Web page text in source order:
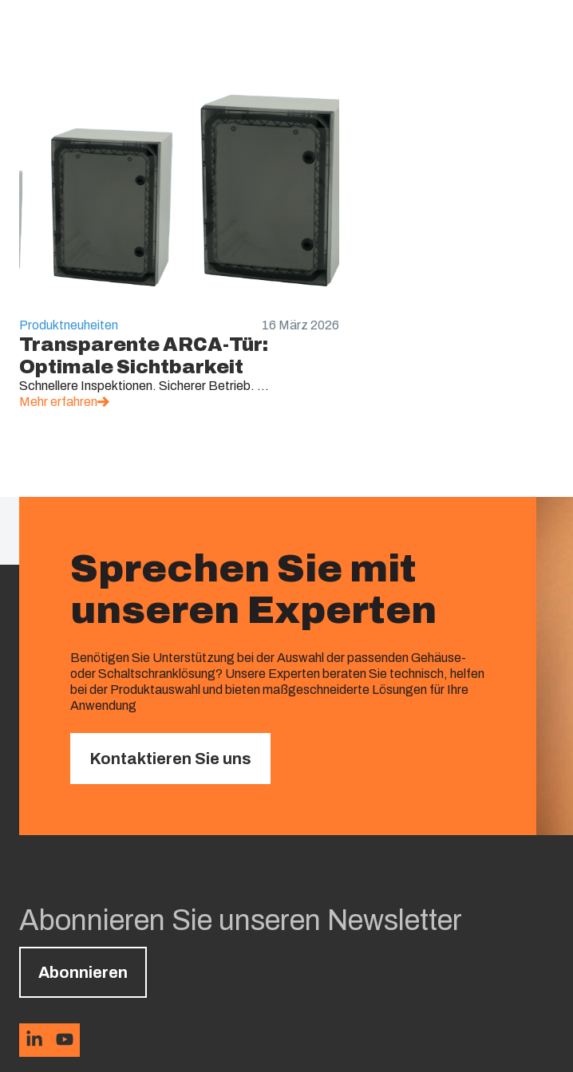
Produktneuheiten 16 März 2026
Transparente ARCA-Tür:
Optimale Sichtbarkeit
Schnellere Inspektionen. Sicherer Betrieb. ...
Mehr erfahren
Sprechen Sie mit
unseren Experten
Benötigen Sie Unterstützung bei der Auswahl der passenden Gehäuse-
oder Schaltschranklösung? Unsere Experten beraten Sie technisch, helfen
bei der Produktauswahl und bieten maßgeschneiderte Lösungen für Ihre
Anwendung
Kontaktieren Sie uns
Abonnieren Sie unseren Newsletter
Abonnieren